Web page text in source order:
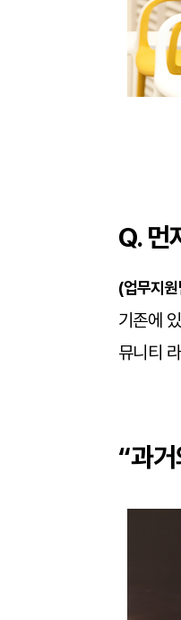
Q. 먼
(업무지
기존에
뮤니티
“과